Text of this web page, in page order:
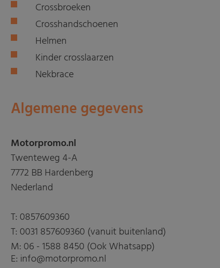
Crossbroeken
Crosshandschoenen
Helmen
Kinder crosslaarzen
Nekbrace
Algemene gegevens
Motorpromo.nl
Twenteweg 4-A
7772 BB Hardenberg
Nederland
T: 0857609360
T: 0031 857609360 (vanuit buitenland)
M: 06 - 1588 8450 (Ook Whatsapp)
E: info@motorpromo.nl